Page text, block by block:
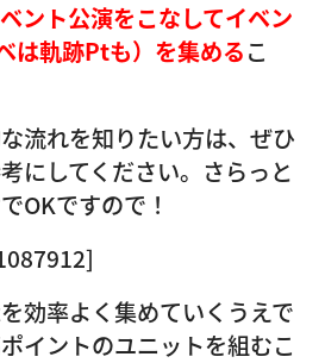
ント公演をこなしてイベン
は軌跡Ptも）を集めるこ
流れを知りたい方は、ぜひ
にしてください。さらっと
OKですので！
効率よく集めていくうえで
イントのユニットを組むこ